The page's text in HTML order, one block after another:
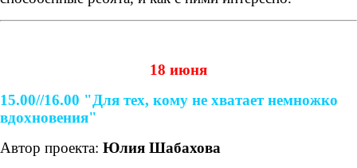
18 июня
15.00//16.00 "Для тех, кому не хватает немножко
вдохновения"
Автор проекта: Юлия Шабахова